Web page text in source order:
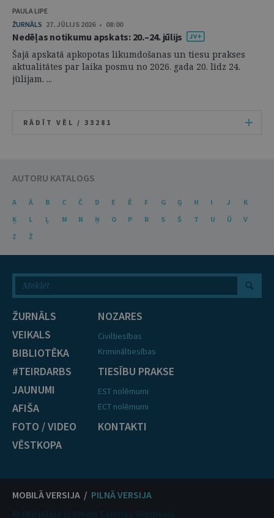
PAULA LIPE
ŽURNĀLS 27. JŪLIJS 2026 • 08:00
Nedēļas notikumu apskats: 20.–24. jūlijs
Šajā apskatā apkopotas likumdošanas un tiesu prakses
aktualitātes par laika posmu no 2026. gada 20. līdz 24.
jūlijam. ...
RĀDĪT VĒL / 33281
AUTORU KATALOGS
A Ā B C Č D E Ē F G Ģ H I J
K
Ķ
L Ļ M N Ņ O P R S Š T U Ū
V
Z
Ž
ŽURNĀLS
VEIKALS
BIBLIOTĒKA
#TEIRDARBS
JAUNUMI
AFIŠA
FOTO / VIDEO
VĒSTKOPA
NOZARES
Civiltiesības
Krimināltiesības
TIESĪBU PRAKSE
EST nolēmumi
ECT nolēmumi
KONTAKTI
MOBILĀ VERSIJA / PILNĀ VERSIJA
© Oficiālais izdevējs Latvijas Vēstnesis